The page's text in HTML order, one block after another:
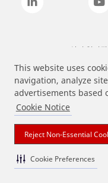
This website uses
navigation, analyze
advertisements based
Cookie Notice
Reject Non-Essential
Cookie Preferences
상기 열거